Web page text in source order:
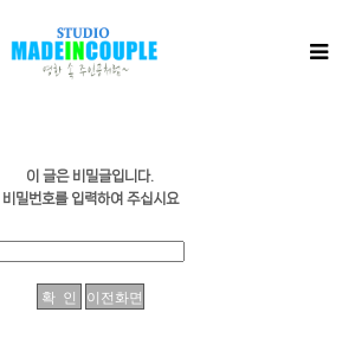
이 글은 비밀글입니다.
비밀번호를 입력하여 주십시요